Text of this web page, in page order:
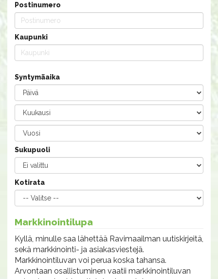
Postinumero
Kaupunki
Syntymäaika
Sukupuoli
Kotirata
Markkinointilupa
Kyllä, minulle saa lähettää Ravimaailman uutiskirjeitä,
sekä markkinointi- ja asiakasviestejä.
Markkinointiluvan voi perua koska tahansa.
Arvontaan osallistuminen vaatii markkinointiluvan